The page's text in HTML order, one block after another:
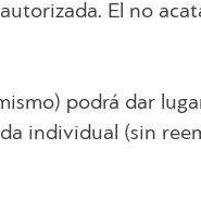
El no
podrá dar
individual (sin